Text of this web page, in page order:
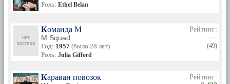
Роль: Ethel Belan
Команда М
M Squad
Год: 1957 (было 28 лет)
Роль: Julia Gifford
Рейтинг:
—
(49)
Караван повозок
Рейтинг: